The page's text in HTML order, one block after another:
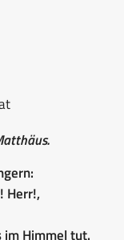
Herr!,
im Himmel tut.